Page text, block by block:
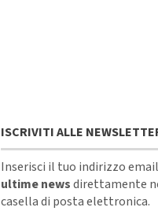
ISCRIVITI ALLE
Inserisci il tuo indirizzo
ultime newsdirettamente
casella di posta elettronica.